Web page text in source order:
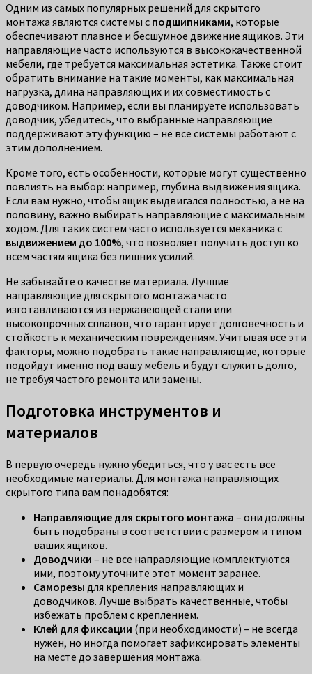
Одним из самых популярных решений для скрытого
монтажа являются системы с подшипниками, которые
обеспечивают плавное и бесшумное движение ящиков. Эти
направляющие часто используются в высококачественной
мебели, где требуется максимальная эстетика. Также стоит
обратить внимание на такие моменты, как максимальная
нагрузка, длина направляющих и их совместимость с
доводчиком. Например, если вы планируете использовать
доводчик, убедитесь, что выбранные направляющие
поддерживают эту функцию – не все системы работают с
этим дополнением.
Кроме того, есть особенности, которые могут существенно
повлиять на выбор: например, глубина выдвижения ящика.
Если вам нужно, чтобы ящик выдвигался полностью, а не на
половину, важно выбирать направляющие с максимальным
ходом. Для таких систем часто используется механика с
выдвижением до 100%, что позволяет получить доступ ко
всем частям ящика без лишних усилий.
Не забывайте о качестве материала. Лучшие
направляющие для скрытого монтажа часто
изготавливаются из нержавеющей стали или
высокопрочных сплавов, что гарантирует долговечность и
стойкость к механическим повреждениям. Учитывая все эти
факторы, можно подобрать такие направляющие, которые
подойдут именно под вашу мебель и будут служить долго,
не требуя частого ремонта или замены.
Подготовка инструментов и
материалов
В первую очередь нужно убедиться, что у вас есть все
необходимые материалы. Для монтажа направляющих
скрытого типа вам понадобятся:
Направляющие для скрытого монтажа – они должны
быть подобраны в соответствии с размером и типом
ваших ящиков.
Доводчики – не все направляющие комплектуются
ими, поэтому уточните этот момент заранее.
Саморезы для крепления направляющих и
доводчиков. Лучше выбрать качественные, чтобы
избежать проблем с креплением.
Клей для фиксации (при необходимости) – не всегда
нужен, но иногда помогает зафиксировать элементы
на месте до завершения монтажа.